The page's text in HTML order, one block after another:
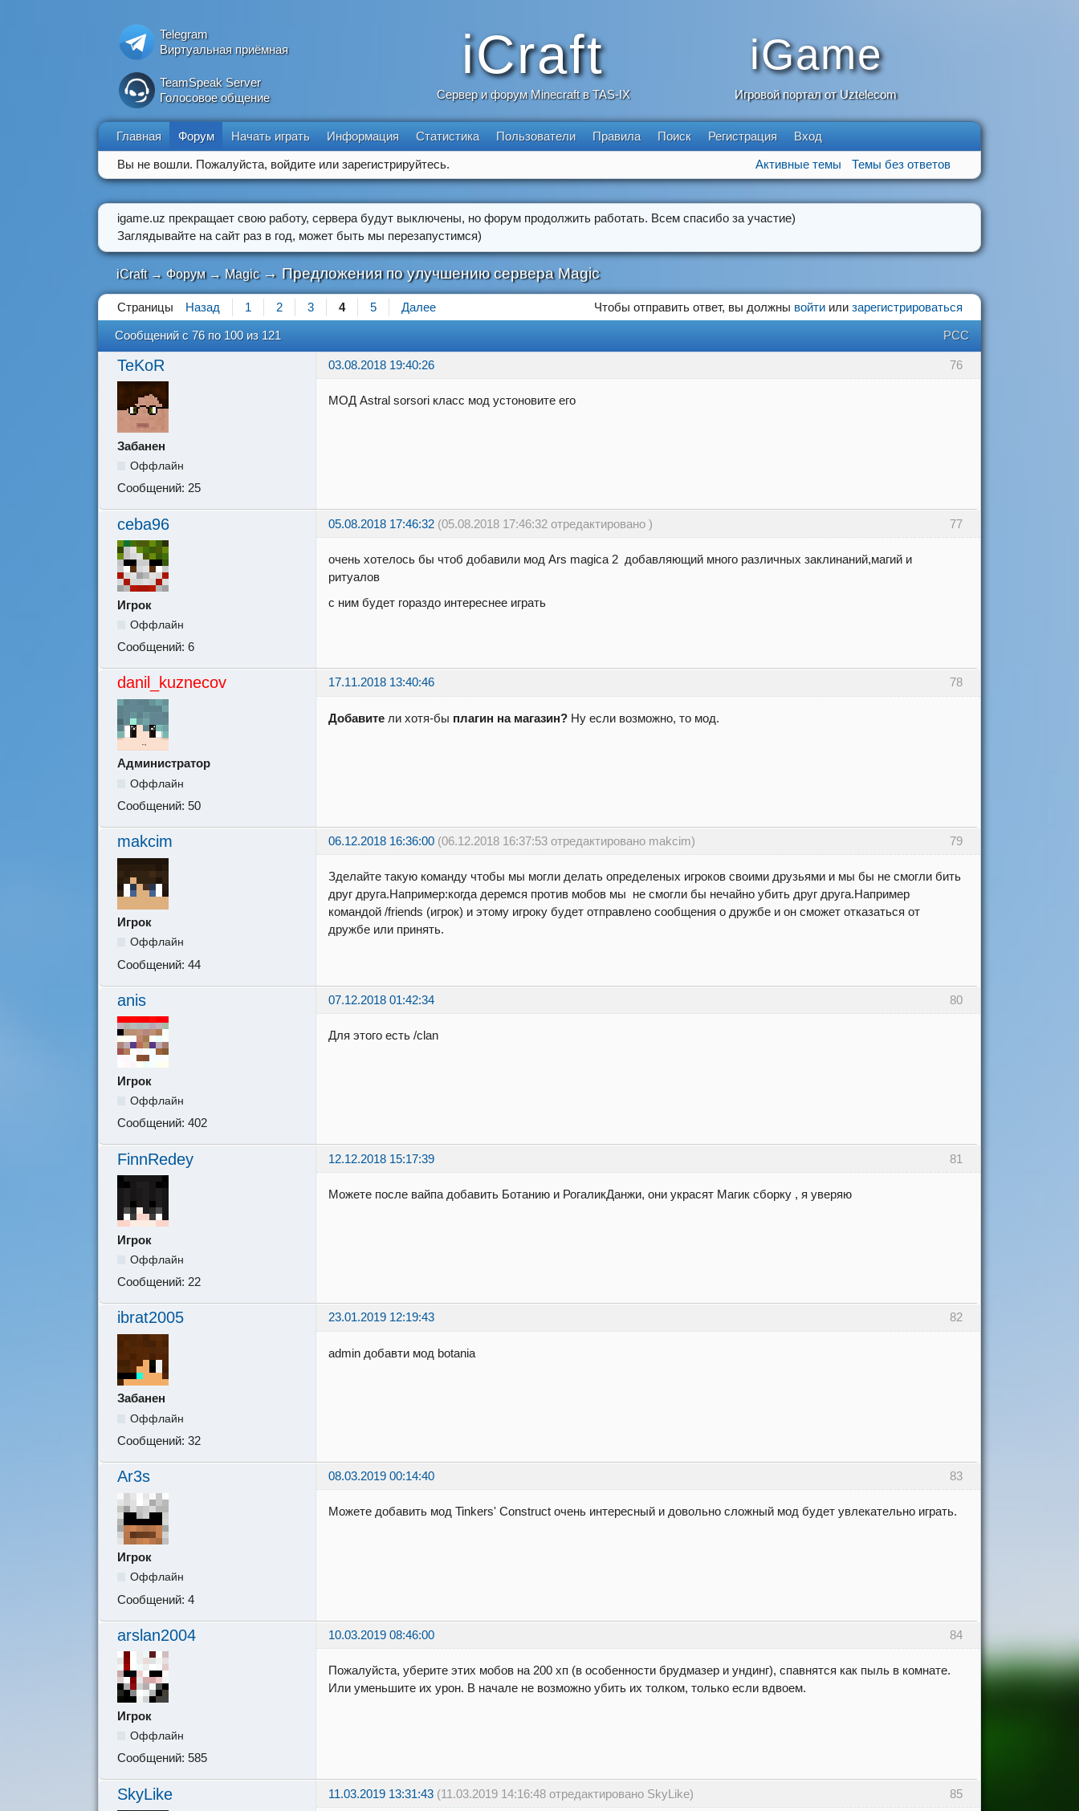
Telegram
Виртуальная приёмная
TeamSpeak Server
Голосовое общение
iCraft
Сервер и форум Minecraft в TAS-IX
iGame
Игровой портал от Uztelecom
Главная Форум Начать играть Информация Статистика Пользователи Правила Поиск Регистрация Вход
Вы не вошли. Пожалуйста, войдите или зарегистрируйтесь. Активные темы Темы без ответов
igame.uz прекращает свою работу, сервера будут выключены, но форум продолжить работать. Всем спасибо за участие)
Заглядывайте на сайт раз в год, может быть мы перезапустимся)
iCraft → Форум → Magic → Предложения по улучшению сервера Magic
Страницы Назад 1 2 3 4 5 Далее Чтобы отправить ответ, вы должны войтиили зарегистрироваться
РСС
Сообщений с 76 по 100 из 121
76
TeKoR 03.08.2018 19:40:26
Забанен
Оффлайн
Сообщений: 25
МОД Astral sorsori класс мод устоновите его
77
ceba96 05.08.2018 17:46:32 (05.08.2018 17:46:32 отредактировано )
Игрок
Оффлайн
Сообщений: 6
очень хотелось бы чтоб добавили мод Ars magica 2 добавляющий много различных заклинаний,магий и
ритуалов
с ним будет гораздо интереснее играть
78
danil_kuznecov 17.11.2018 13:40:46
Администратор
Оффлайн
Сообщений: 50
Добавите ли хотя-бы плагин на магазин? Ну если возможно, то мод.
79
makcim 06.12.2018 16:36:00 (06.12.2018 16:37:53 отредактировано makcim)
Игрок
Оффлайн
Сообщений: 44
Зделайте такую команду чтобы мы могли делать определеных игроков своими друзьями и мы бы не смогли бить
друг друга.Например:когда деремся против мобов мы не смогли бы нечайно убить друг друга.Например
командой /friends (игрок) и этому игроку будет отправлено сообщения о дружбе и он сможет отказаться от
дружбе или принять.
80
anis 07.12.2018 01:42:34
Игрок
Оффлайн
Сообщений: 402
Для этого есть /clan
81
FinnRedey 12.12.2018 15:17:39
Игрок
Оффлайн
Сообщений: 22
Можете после вайпа добавить Ботанию и РогаликДанжи, они украсят Магик сборку , я уверяю
82
ibrat2005 23.01.2019 12:19:43
Забанен
Оффлайн
Сообщений: 32
admin добавти мод botania
83
Ar3s 08.03.2019 00:14:40
Игрок
Оффлайн
Сообщений: 4
Можете добавить мод Tinkers' Construct очень интересный и довольно сложный мод будет увлекательно играть.
84
arslan2004 10.03.2019 08:46:00
Игрок
Оффлайн
Сообщений: 585
Пожалуйста, уберите этих мобов на 200 хп (в особенности брудмазер и ундинг), спавнятся как пыль в комнате.
Или уменьшите их урон. В начале не возможно убить их толком, только если вдвоем.
85
SkyLike 11.03.2019 13:31:43 (11.03.2019 14:16:48 отредактировано SkyLike)